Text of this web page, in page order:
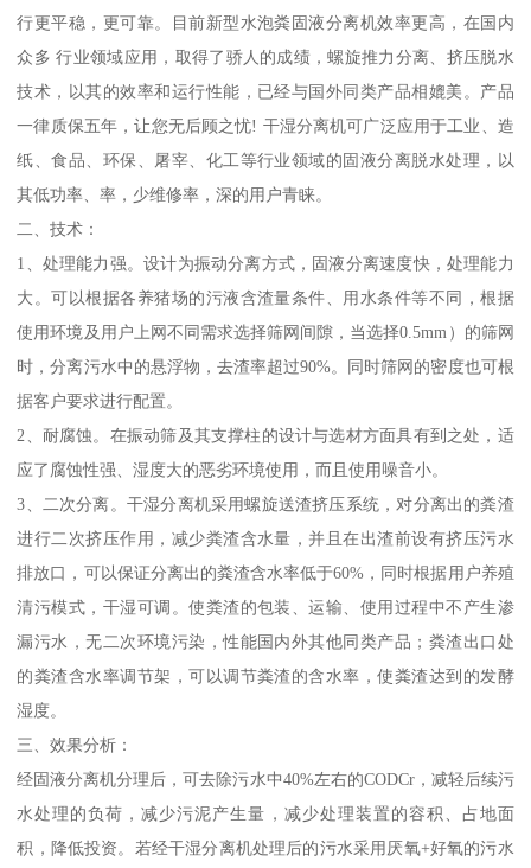
行更平稳，更可靠。目前新型水泡粪固液分离机效率更高，在国内
众多 行业领域应用，取得了骄人的成绩，螺旋推力分离、挤压脱水
技术，以其的效率和运行性能，已经与国外同类产品相媲美。产品
一律质保五年，让您无后顾之忧! 干湿分离机可广泛应用于工业、造
纸、食品、环保、屠宰、化工等行业领域的固液分离脱水处理，以
其低功率、率，少维修率，深的用户青睐。
二、技术：
1、处理能力强。设计为振动分离方式，固液分离速度快，处理能力
大。可以根据各养猪场的污液含渣量条件、用水条件等不同，根据
使用环境及用户上网不同需求选择筛网间隙，当选择0.5mm）的筛网
时，分离污水中的悬浮物，去渣率超过90%。同时筛网的密度也可根
据客户要求进行配置。
2、耐腐蚀。在振动筛及其支撑柱的设计与选材方面具有到之处，适
应了腐蚀性强、湿度大的恶劣环境使用，而且使用噪音小。
3、二次分离。干湿分离机采用螺旋送渣挤压系统，对分离出的粪渣
进行二次挤压作用，减少粪渣含水量，并且在出渣前设有挤压污水
排放口，可以保证分离出的粪渣含水率低于60%，同时根据用户养殖
清污模式，干湿可调。使粪渣的包装、运输、使用过程中不产生渗
漏污水，无二次环境污染，性能国内外其他同类产品；粪渣出口处
的粪渣含水率调节架，可以调节粪渣的含水率，使粪渣达到的发酵
湿度。
三、效果分析：
经固液分离机分理后，可去除污水中40%左右的CODCr，减轻后续污
水处理的负荷，减少污泥产生量，减少处理装置的容积、占地面
积，降低投资。若经干湿分离机处理后的污水采用厌氧+好氧的污水